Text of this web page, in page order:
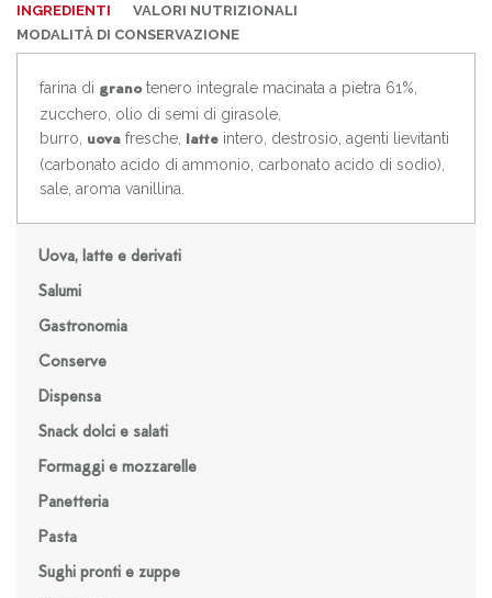
Uova, latte e derivati
Salumi
Gastronomia
Conserve
Dispensa
Snack dolci e salati
Formaggi e mozzarelle
Panetteria
Pasta
Sughi pronti e zuppe
INGREDIENTI
VALORI NUTRIZIONALI
MODALITÀ DI CONSERVAZIONE
farina di granotenero integrale macinata a pietra 61%,
zucchero, olio di semi di girasole,
burro,
uova fresche, latte intero, destrosio, agenti lievitanti
(carbonato acido di ammonio, carbonato acido di sodio),
sale, aroma vanillina.